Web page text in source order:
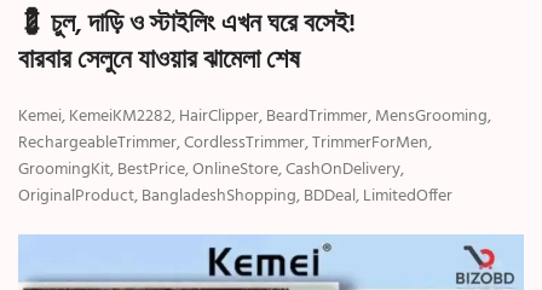
💈 চুল, দাড়ি ও স্টাইলিং এখন ঘরে বসেই!
বারবার সেলুনে যাওয়ার ঝামেলা শেষ
Kemei, KemeiKM2282, HairClipper, BeardTrimmer, MensGrooming,
RechargeableTrimmer, CordlessTrimmer, TrimmerForMen,
GroomingKit, BestPrice, OnlineStore, CashOnDelivery,
OriginalProduct, BangladeshShopping, BDDeal, LimitedOffer